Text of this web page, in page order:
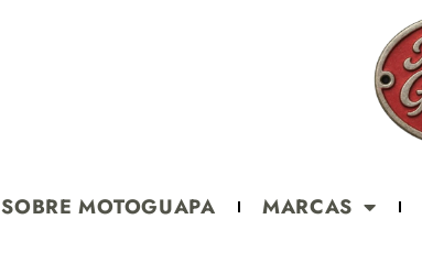
SOBRE MOTOGUAPA MARCAS